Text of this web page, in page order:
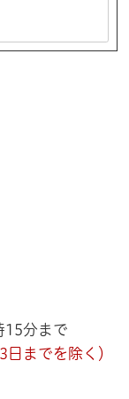
15分まで
までを除く）
公式チャンネル